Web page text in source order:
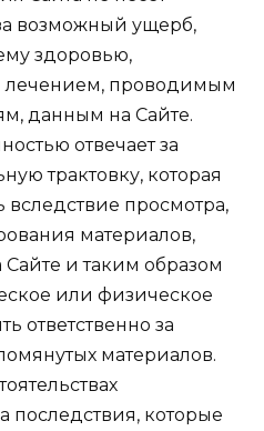
возможный ущерб,
здоровью,
лечением, проводимым
данным на Сайте.
отвечает за
трактовку, которая
вследствие просмотра,
материалов,
и таким образом
или физическое
ответственно за
материалов.
последствия, которые